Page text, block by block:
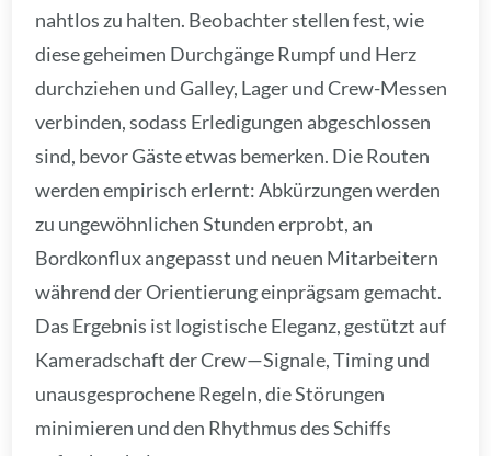
nahtlos zu halten. Beobachter stellen fest, wie
diese geheimen Durchgänge Rumpf und Herz
durchziehen und Galley, Lager und Crew-Messen
verbinden, sodass Erledigungen abgeschlossen
sind, bevor Gäste etwas bemerken. Die Routen
werden empirisch erlernt: Abkürzungen werden
zu ungewöhnlichen Stunden erprobt, an
Bordkonflux angepasst und neuen Mitarbeitern
während der Orientierung einprägsam gemacht.
Das Ergebnis ist logistische Eleganz, gestützt auf
Kameradschaft der Crew—Signale, Timing und
unausgesprochene Regeln, die Störungen
minimieren und den Rhythmus des Schiffs